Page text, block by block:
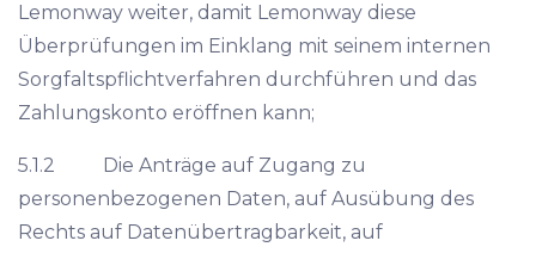
Lemonway weiter, damit Lemonway diese
Überprüfungen im Einklang mit seinem internen
Sorgfaltspflichtverfahren durchführen und das
Zahlungskonto eröffnen kann;
5.1.2 Die Anträge auf Zugang zu
personenbezogenen Daten, auf Ausübung des
Rechts auf Datenübertragbarkeit, auf